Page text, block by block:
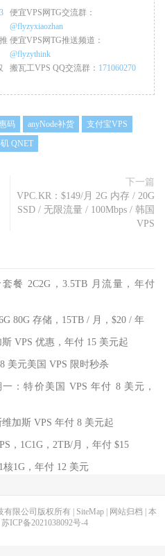
便宜VPS网TG交流群：
@flyzyxiaozhan
便宜VPS网TG推送频道：
@flyzythink
搬瓦工VPS QQ交流群： 171060270
码 anyNode补货
支付宝VPS
QNET
下一篇
VPC.KR：$149/月 2G 内存 / 20G
SSD / 无限流量 / 100Mbps / 韩国
VPS
餐 2C2G，3.5TB 月流量，年付
80G 存储，15TB / 月，$20 / 年
VPS 优惠，年付 15 美元起
美元美国 VPS 限时秒杀
：特价美国 VPS 年付 8 美元，
加斯 VPS 年付 8 美元起
，1C1G，2TB/月，年付 $15
核1G，年付 12 美元
限公司版权所有 | SiteMap| 网站归档
本
苏ICP备2021038092号-4